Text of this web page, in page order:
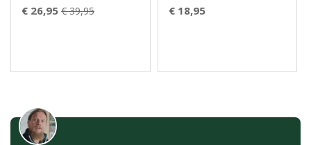
€ 26,95 € 39,95 € 18,95